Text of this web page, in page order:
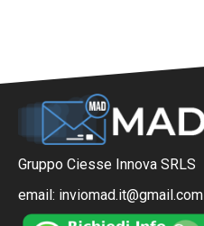
Gruppo Ciesse Innova SRLS
email: inviomad.it@gmail.com